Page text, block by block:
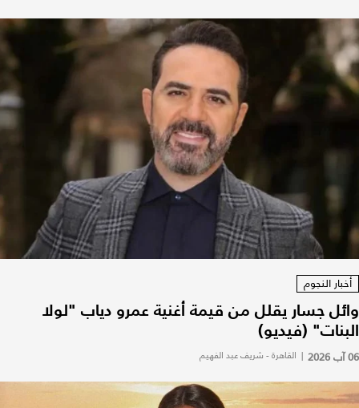
أخبار النجوم
وائل جسار يقلل من قيمة أغنية عمرو دياب "لولا
البنات" (فيديو)
06 آب 2026 | القاهرة - شريف عبد الفهيم